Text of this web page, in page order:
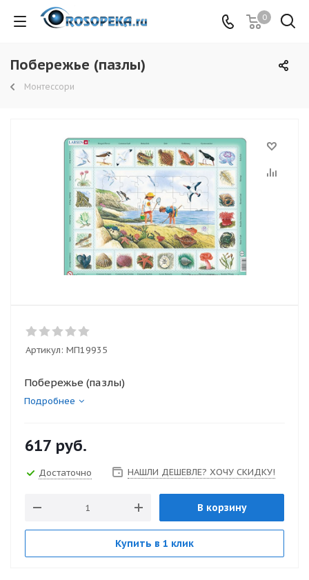
0
Побережье (пазлы)
Монтессори
Артикул: МП19935
Побережье (пазлы)
Подробнее
617 руб.
Достаточно НАШЛИ ДЕШЕВЛЕ? ХОЧУ СКИДКУ!
В корзину
Купить в 1 клик